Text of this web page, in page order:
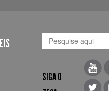
SIGA O